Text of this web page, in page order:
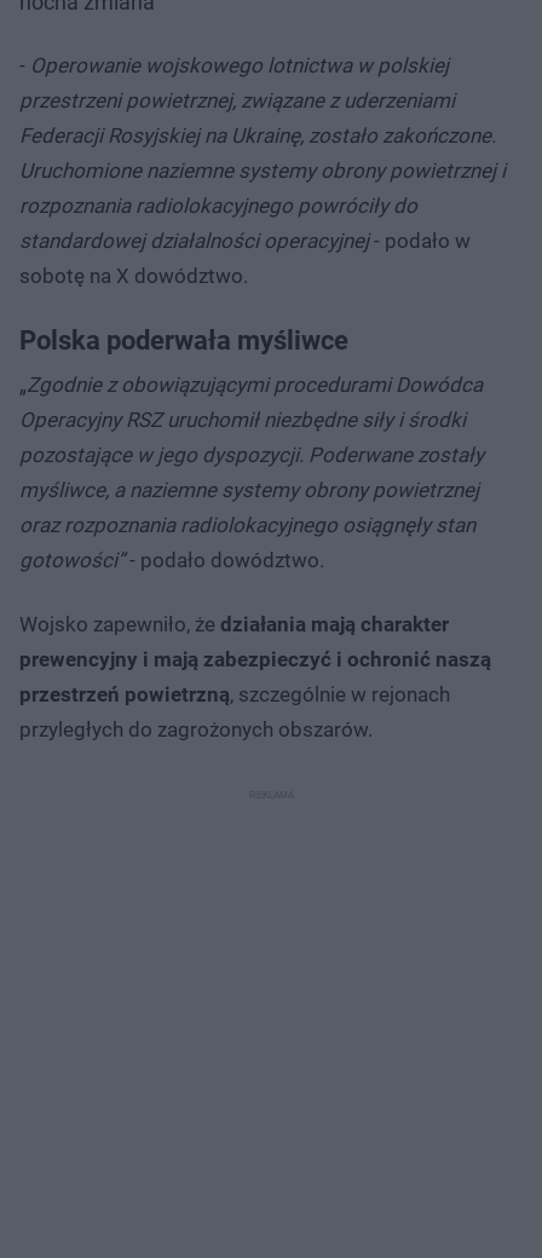
- Operowanie wojskowego lotnictwa w polskiej
przestrzeni powietrznej, związane z uderzeniami
Federacji Rosyjskiej na Ukrainę, zostało zakończone.
Uruchomione naziemne systemy obrony powietrznej i
rozpoznania radiolokacyjnego powróciły do
standardowej działalności operacyjnej- podało w
sobotę na X dowództwo.
Polska poderwała myśliwce
„Zgodnie z obowiązującymi procedurami Dowódca
Operacyjny RSZ uruchomił niezbędne siły i środki
pozostające w jego dyspozycji. Poderwane zostały
myśliwce, a naziemne systemy obrony powietrznej
oraz rozpoznania radiolokacyjnego osiągnęły stan
gotowości”- podało dowództwo.
Wojsko zapewniło, że działania mają charakter
prewencyjny i mają zabezpieczyć i ochronić naszą
przestrzeń powietrzną, szczególnie w rejonach
przyległych do zagrożonych obszarów.